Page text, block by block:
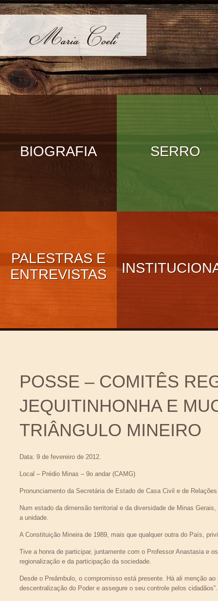
BIOGRAFIA SERRO
PALESTRAS E
ENTREVISTAS
POSSE – COMITÊS
JEQUITINHONHA E
TRIÂNGULO MINEIRO
Data: 9 de fevereiro de 2012.
Local – Prédio Minas – 9o andar (CAMG)
Pronunciamento da Secretária de Estado de Casa Civil e de
Num estado da dimensão territorial e da diversidade de Minas
a unidade.
A Constituição Mineira de 1989, mais que qualquer outra do País,
Tive a honra de participar, juntamente com o Professor Anastasia e
regionalização e da participação da sociedade.
Desde o Preâmbulo, o compromisso está presente. Há ali menção
descentralização do Poder e assegure o seu controle pelos cidadãos”.